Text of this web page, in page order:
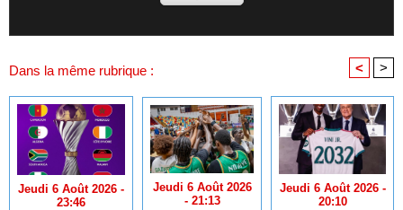
Dans la même rubrique : < >
Jeudi 6 Août 2026 -
23:46
Jeudi 6 Août 2026
- 21:13
Jeudi 6 Août 2026 -
20:10